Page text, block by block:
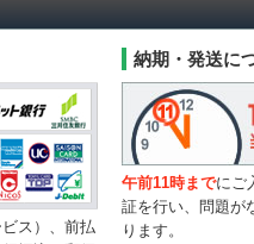
ス）、前払
納期・発送に
午前11時までにご
証を行い、問題が
ります。